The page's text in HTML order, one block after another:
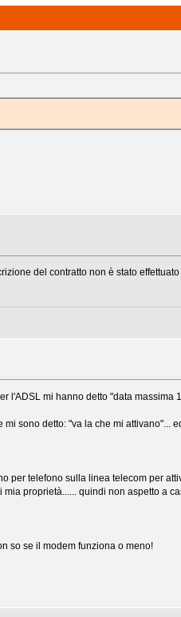
del contratto non è stato
l'ADSL mi hanno detto "data massima
sono detto: "va la che mi attivano"...
per telefono sulla linea telecom per
proprietà...... quindi non aspetto a
so se il modem funziona o meno!